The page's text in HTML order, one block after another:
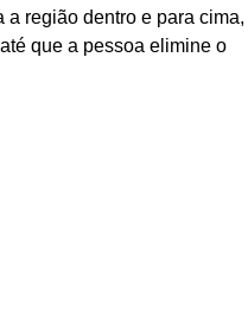
a região dentro e para cima,
que a pessoa elimine o